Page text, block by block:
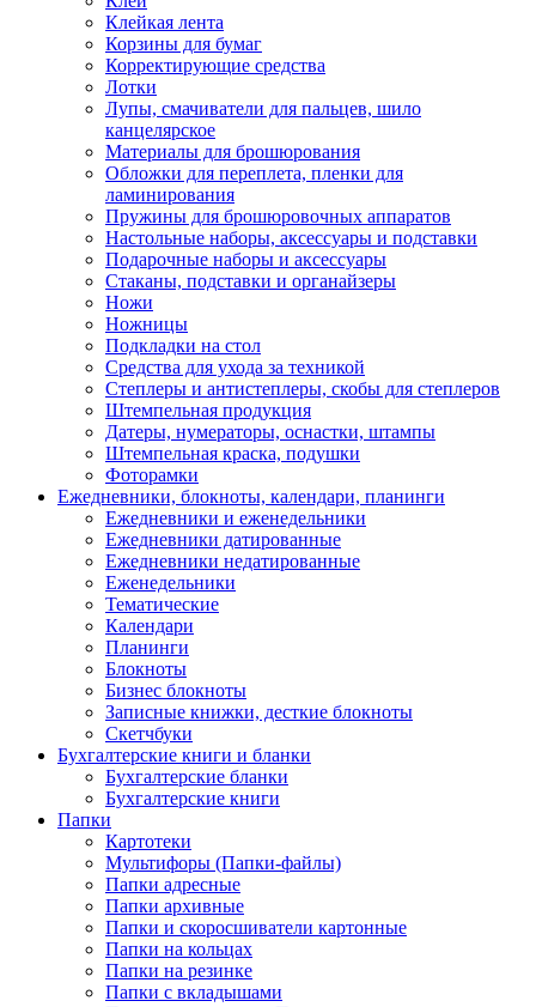
Клейкая лента
Корзины для бумаг
Корректирующие средства
Лотки
Лупы, смачиватели для пальцев, шило
канцелярское
Материалы для брошюрования
Обложки для переплета, пленки для
ламинирования
Пружины для брошюровочных аппаратов
Настольные наборы, аксессуары и подставки
Подарочные наборы и аксессуары
Стаканы, подставки и органайзеры
Ножи
Ножницы
Подкладки на стол
Средства для ухода за техникой
Степлеры и антистеплеры, скобы для степлеров
Штемпельная продукция
Датеры, нумераторы, оснастки, штампы
Штемпельная краска, подушки
Фоторамки
Ежедневники, блокноты, календари, планинги
Ежедневники и еженедельники
Ежедневники датированные
Ежедневники недатированные
Еженедельники
Тематические
Календари
Планинги
Блокноты
Бизнес блокноты
Записные книжки, десткие блокноты
Скетчбуки
Бухгалтерские книги и бланки
Бухгалтерские бланки
Бухгалтерские книги
Папки
Картотеки
Мультифоры (Папки-файлы)
Папки адресные
Папки архивные
Папки и скоросшиватели картонные
Папки на кольцах
Папки на резинке
Папки с вкладышами